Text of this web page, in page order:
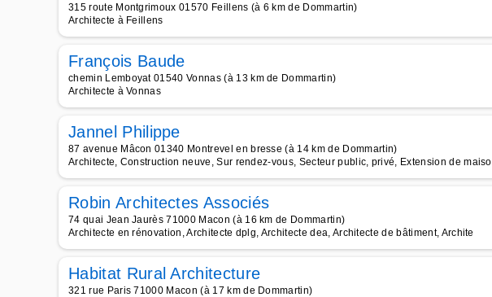
315 route Montgrimoux 01570 Feillens (à 6 km de Dommartin)
Architecte à Feillens
François Baude
chemin Lemboyat 01540 Vonnas (à 13 km de Dommartin)
Architecte à Vonnas
Jannel Philippe
87 avenue Mâcon 01340 Montrevel en bresse (à 14 km de Dommartin)
Architecte, Construction neuve, Sur rendez-vous, Secteur public, privé, Extension de maiso
Robin Architectes Associés
74 quai Jean Jaurès 71000 Macon (à 16 km de Dommartin)
Architecte en rénovation, Architecte dplg, Architecte dea, Architecte de bâtiment, Archite
Habitat Rural Architecture
321 rue Paris 71000 Macon (à 17 km de Dommartin)